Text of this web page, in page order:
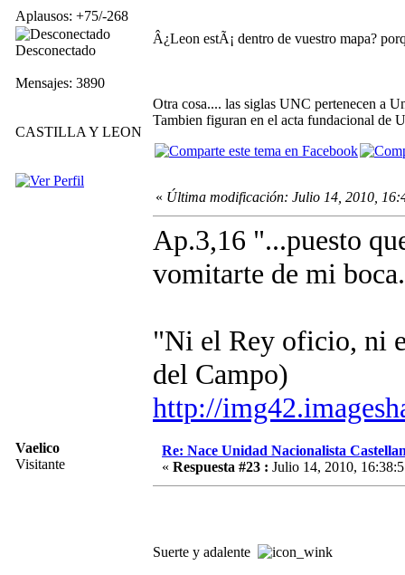
Aplausos: +75/-268
Desconectado
Mensajes: 3890
CASTILLA Y LEON
Â¿Leon estÃ¡ dentro de vuestro mapa?
Otra cosa.... las siglas UNC pertenecen a
Tambien figuran en el acta fundacional de
« Última modificación: Julio 14, 2010,
Ap.3,16 "...puesto
vomitarte de mi
"Ni el Rey oficio, ni
del Campo)
http://
Vaelico
Visitante
Re: Nace Unidad Nacionalista
« Respuesta #23 : Julio 14, 2010,
Suerte y adalente